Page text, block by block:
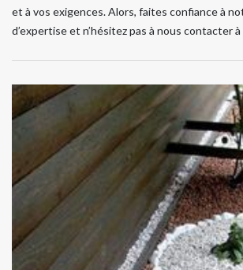
et à vos exigences. Alors, faites confiance à
d’expertise et n’hésitez pas à nous contacter